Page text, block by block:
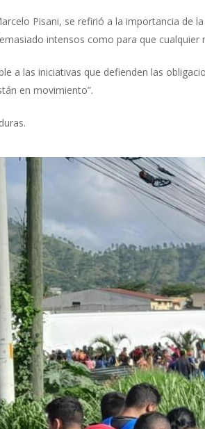
Pisani, se refirió a la importancia
intensos como para que
a las iniciativas que defienden las
en movimiento”.